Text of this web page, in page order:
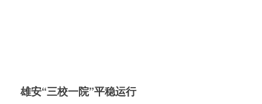
雄安“三校一院”平稳运行